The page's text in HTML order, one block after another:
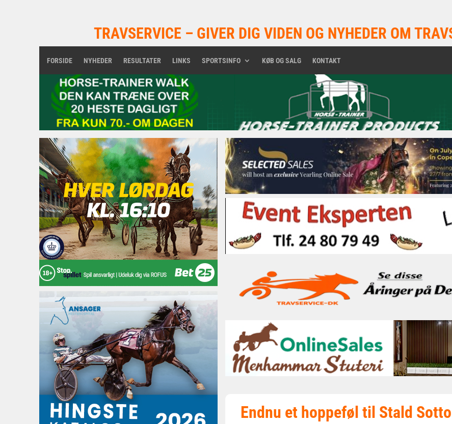
TRAVSERVICE – GIVER DIG VIDEN OG NYHEDER OM
FORSIDE NYHEDER RESULTATER LINKS SPORTSINFO KØB OG SALG KONTAKT
Endnu et hoppeføl til Stald Sotto